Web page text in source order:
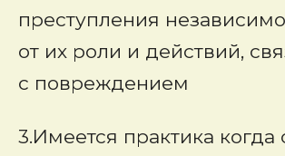
преступления независимо
от их роли и действий,
с повреждением
3.Имеется практика когда